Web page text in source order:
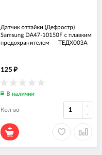
Датчик оттайки (Дефростр)
Samsung DA47-10150F с плавким
предохранителем — ТЕДХ003А
125 ₽
В наличии
Кол-во